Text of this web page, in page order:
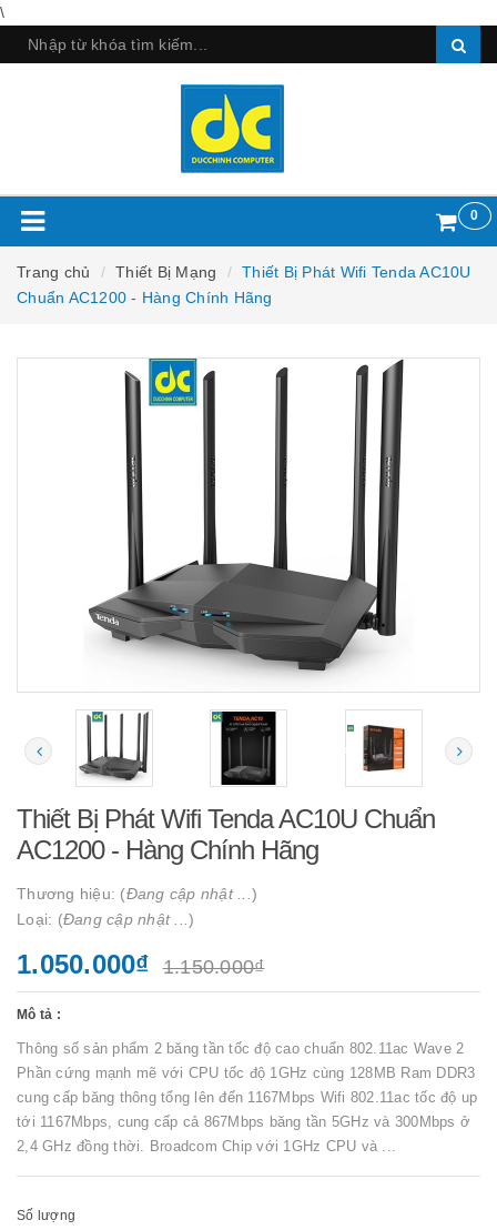
\
0
Trang chủ Thiết Bị Mạng
Thiết Bị Phát Wifi Tenda AC10U
Chuẩn AC1200 - Hàng Chính Hãng
Thiết Bị Phát Wifi Tenda AC10U Chuẩn
AC1200 - Hàng Chính Hãng
Thương hiệu: (Đang cập nhật ... )
Loại: (Đang cập nhật ... )
1.050.000₫ 1.150.000₫
Mô tả :
Thông số sản phẩm 2 băng tần tốc độ cao chuẩn 802.11ac Wave 2
Phần cứng mạnh mẽ với CPU tốc độ 1GHz cùng 128MB Ram DDR3
cung cấp băng thông tổng lên đến 1167Mbps Wifi 802.11ac tốc độ up
tới 1167Mbps, cung cấp cả 867Mbps băng tần 5GHz và 300Mbps ở
2,4 GHz đồng thời. Broadcom Chip với 1GHz CPU và ...
Số lượng